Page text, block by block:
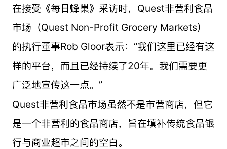
在接受《每日蜂巢》采访时，Quest非营利食品
市场（Quest Non-Profit Grocery Markets）
的执行董事Rob Gloor表示：“我们这里已经有这
样的平台，而且已经持续了20年。我们需要更
广泛地宣传这一点。”
Quest非营利食品市场虽然不是市营商店，但它
是一个非营利的食品商店，旨在填补传统食品银
行与商业超市之间的空白。